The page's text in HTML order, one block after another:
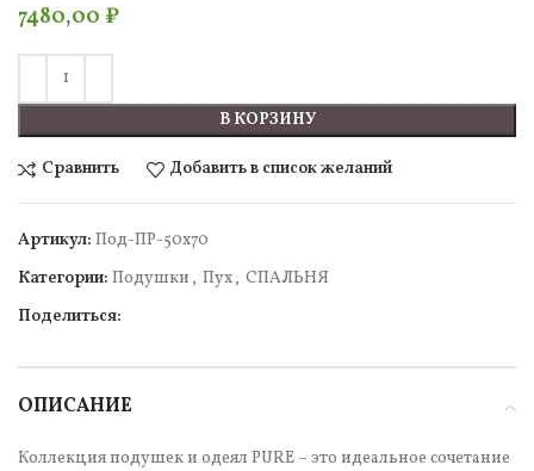
7480,00 ₽
В КОРЗИНУ
Сравнить Добавить в список желаний
Артикул: Под-ПР-50х70
Категории: Подушки , Пух, СПАЛЬНЯ
Поделиться:
ОПИСАНИЕ
Коллекция подушек и одеял PURE – это идеальное сочетание